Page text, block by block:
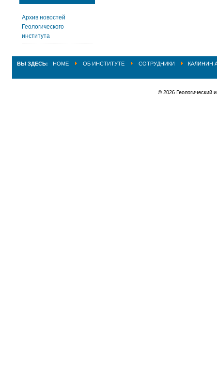
Архив новостей
Геологического
института
ВЫ ЗДЕСЬ: HOME ОБ ИНСТИТУТЕ СОТРУДНИКИ КАЛИНИН
© 2026 Геологический